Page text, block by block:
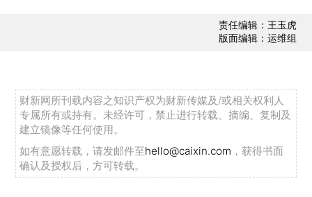
责任编辑：王玉虎
版面编辑：运维组
财新网所刊载内容之知识产权为财新传媒及/或相关权利人
专属所有或持有。未经许可，禁止进行转载、摘编、复制及
建立镜像等任何使用。
如有意愿转载，请发邮件至hello@caixin.com ，获得书面
确认及授权后，方可转载。